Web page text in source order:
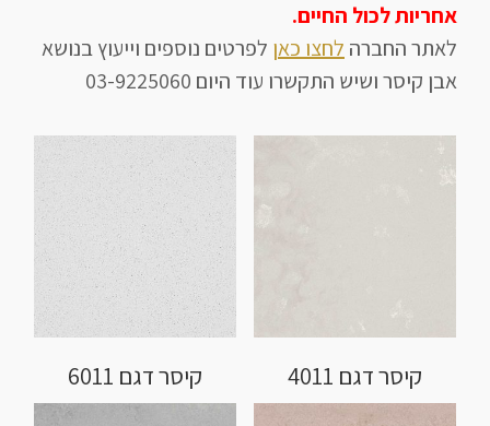
אחריות לכול החיים.
לאתר החברה לחצו כאן לפרטים נוספים וייעוץ בנושא
אבן קיסר ושיש התקשרו עוד היום 03-9225060
קיסר דגם 4011 קיסר דגם 6011